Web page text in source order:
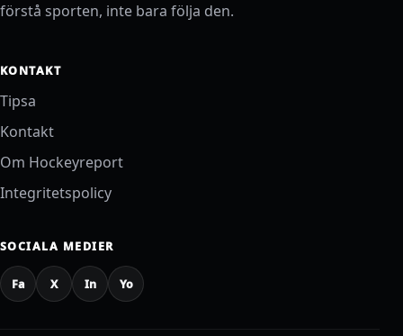
förstå sporten, inte bara följa den.
KONTAKT
Tipsa
Kontakt
Om Hockeyreport
Integritetspolicy
SOCIALA MEDIER
Fa X In Yo